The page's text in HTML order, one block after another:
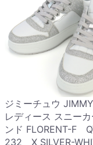
ジミーチュウ
レディース スニー
ンド FLORENT-F
232 X SILVER-